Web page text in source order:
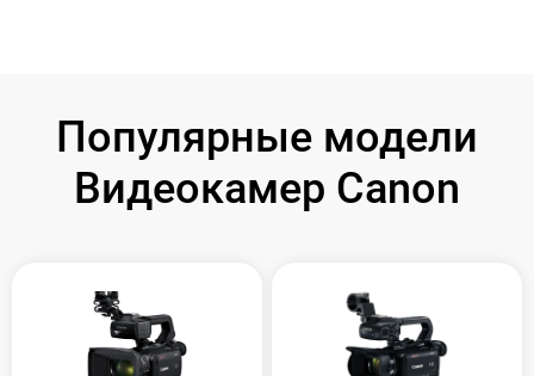
Популярные модели
Видеокамер Canon